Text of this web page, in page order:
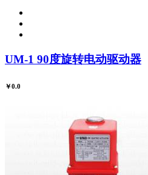
UM-1 90度旋转电动驱动器
￥0.0